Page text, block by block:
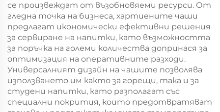
се произвеждат от възобновяеми ресурси. От
гледна точка на бизнеса, хартиените чаши
предлагат икономически ефективни решения
за сервиране на напитки, като възможността
за поръчка на големи количества допринася за
оптимизация на оперативните разходи.
Универсалният дизайн на чашите позволява
използването им както за горещи, така и за
студени напитки, като разполагат със
специални покрития, които предотвратяват